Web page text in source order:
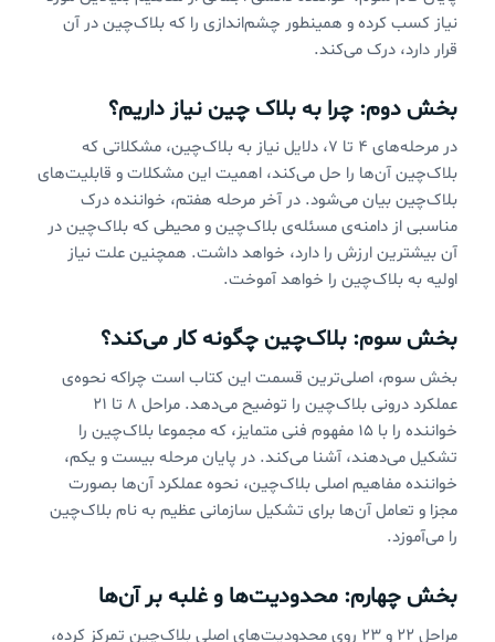
نیاز کسب کرده و همینطور چشم‌اندازی را که بلاک‌چین در آن
قرار دارد، درک می‌کند.
بخش دوم: چرا به بلاک چین نیاز داریم؟
در مرحله‌های ۴ تا ۷، دلایل نیاز به بلاک‌چین، مشکلاتی که
بلاک‌چین آن‌ها را حل می‌کند، اهمیت این مشکلات و قابلیت‌های
بلاک‌چین بیان می‌شود. در آخر مرحله هفتم، خواننده درک
مناسبی از دامنه‌ی مسئله‌ی بلاک‌چین و محیطی که بلاک‌چین در
آن بیشترین ارزش را دارد، خواهد داشت. همچنین علت نیاز
اولیه به بلاک‌چین را خواهد آموخت.
بخش سوم: بلاک‌چین چگونه کار می‌کند؟
بخش سوم، اصلی‌ترین قسمت این کتاب است چراکه نحوه‌ی
عملکرد درونی بلاک‌چین را توضیح می‌دهد. مراحل ۸ تا ۲۱
خواننده را با ۱۵ مفهوم فنی متمایز، که مجموعا بلاک‌چین را
تشکیل می‌دهند، آشنا می‌کند. در پایان مرحله بیست و یکم،
خواننده مفاهیم اصلی بلاک‌چین، نحوه عملکرد آن‌ها بصورت
مجزا و تعامل آن‌ها برای تشکیل سازمانی عظیم به نام بلاک‌چین
را می‌آموزد.
بخش چهارم: محدودیت‌ها و غلبه بر آن‌ها
مراحل ۲۲ و ۲۳ روی محدودیت‌های اصلی بلاک‌چین تمرکز کرده،